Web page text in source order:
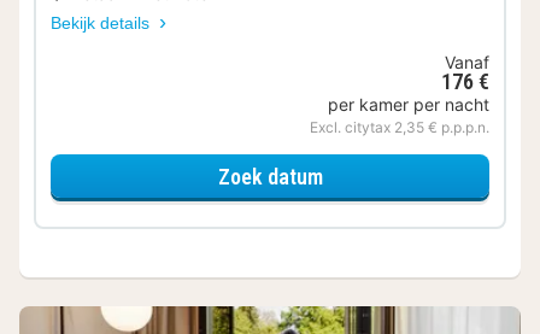
Bekijk details
Vanaf
176 €
per kamer per nacht
Excl. citytax 2,35 € p.p.p.n.
Zoek datumvoor Deluxe kamer